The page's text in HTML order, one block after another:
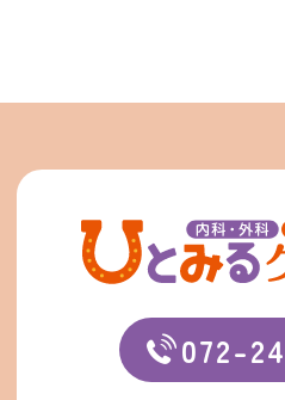
072-